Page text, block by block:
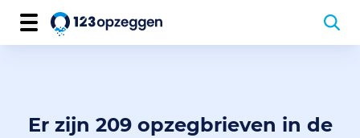
Er zijn 209 opzegbrieven in de